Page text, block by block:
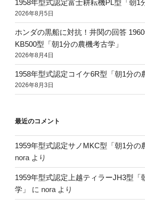
1958年型式認定富士耕耘機PL型「朝1
2026年8月5日
ホンダの黒船に対抗！井関の回答
KB500型「朝1分の農機考古学」
2026年8月4日
1958年型式認定コイケ6R型「朝1分の
2026年8月3日
最近のコメント
1959年型式認定サノMKC型「朝1分の
nora より
1959年型式認定上越ティラーJH3型「
学」
に nora より